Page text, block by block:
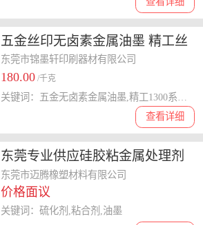
五金丝印无卤素金属油墨 精工丝
印油墨HF 1300系列
东莞市锦墨轩印刷器材有限公司
180.00 /千克
查看详细
关键词：五金无卤素金属油墨,精工1300系列无卤油墨,无卤铝合金油墨
东莞专业供应硅胶粘金属处理剂
东莞专业供应硅胶粘金属处理剂
东莞市迈腾橡塑材料有限公司
价格面议
关键词：硫化剂,粘合剂,油墨